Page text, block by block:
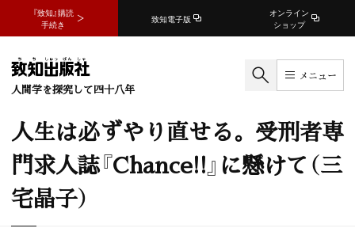
『致知』購読
手続き
致知電子版
オンライン
ショップ
人間学を探究して四十八年
メニュー
人生は必ずやり直せる。受刑者専
門求人誌『Chance!!』に懸けて（三
宅晶子）